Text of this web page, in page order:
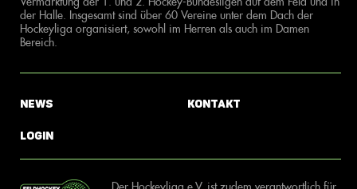
der Halle. Insgesamt sind über 60 Vereine unter dem Dach der
Hockeyliga organisiert, sowohl im Herren als auch im Damen
Bereich.
News
Login
Kontakt